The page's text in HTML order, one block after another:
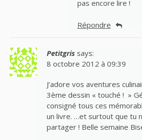
pas encore lire !
Répondre
Petitgris says:
8 octobre 2012 à 09:39
J’adore vos aventures
3ème dessin « touché ! »
consigné tous ces
un livre. …et surtout que tu
partager ! Belle semaine